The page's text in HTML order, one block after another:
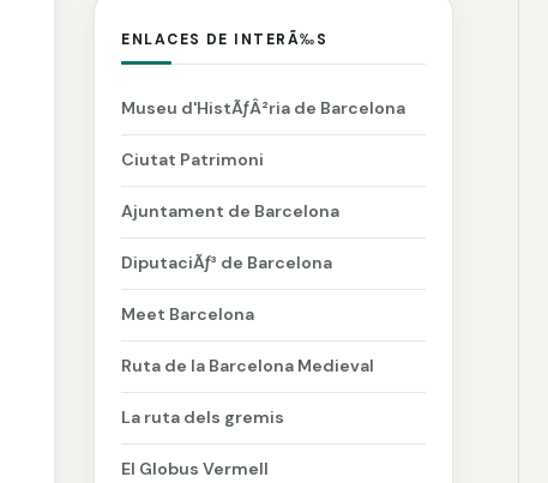
ENLACES DE INTERÃ‰S
Museu d'HistÃƒÂ²ria de Barcelona
Ciutat Patrimoni
Ajuntament de Barcelona
DiputaciÃƒ³ de Barcelona
Meet Barcelona
Ruta de la Barcelona Medieval
La ruta dels gremis
El Globus Vermell